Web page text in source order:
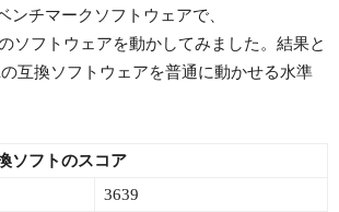
ンチマークソフトウェアで、
ソフトウェアを動かしてみました。結果と
互換ソフトウェアを普通に動かせる水準
ソフトのスコア
3639